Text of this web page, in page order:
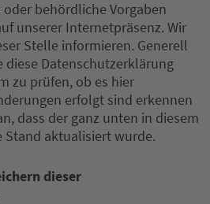
behördliche Vorgaben
unserer Internetpräsenz. Wir
Stelle informieren. Generell
diese Datenschutzerklärung
zu prüfen, ob es hier
erfolgt sind erkennen
dass der ganz unten in diesem
Stand aktualisiert wurde.
dieser